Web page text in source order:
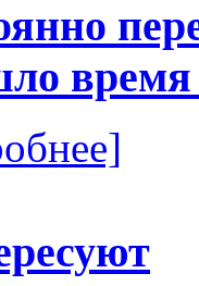
время